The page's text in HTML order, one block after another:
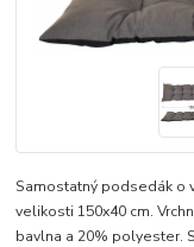
Samostatný podsedák o
velikosti 150x40 cm.
bavlna a 20% polyester.